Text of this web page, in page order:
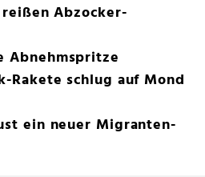
Abzocker-
Abnehmspritze
Rakete schlug auf Mond
ein neuer Migranten-